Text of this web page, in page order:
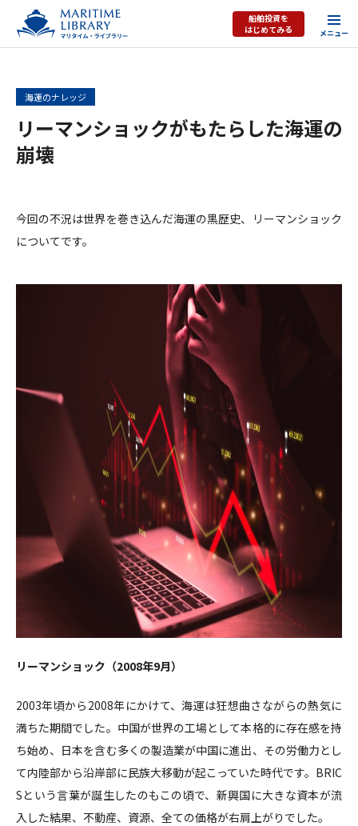
船舶投資を
はじめてみる
海運のナレッジ
リーマンショックがもたらした海運の
崩壊
今回の不況は世界を巻き込んだ海運の黒歴史、リーマンショック
についてです。
リーマンショック（2008年9月）
2003年頃から2008年にかけて、海運は狂想曲さながらの熱気に
満ちた期間でした。中国が世界の工場として本格的に存在感を持
ち始め、日本を含む多くの製造業が中国に進出、その労働力とし
て内陸部から沿岸部に民族大移動が起こっていた時代です。BRIC
Sという言葉が誕生したのもこの頃で、新興国に大きな資本が流
入した結果、不動産、資源、全ての価格が右肩上がりでした。